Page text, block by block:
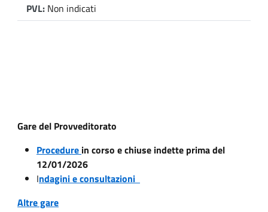
PVL: Non indicati
Gare del Provveditorato
Procedure in corso e chiuse indette prima del
12/01/2026
Indagini e consultazioni
Altre gare